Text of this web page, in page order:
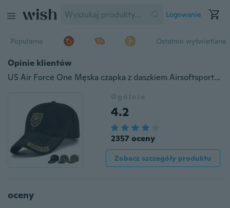
Logowanie
Popularne Ostatnio wyświetlane
Opinie klientów
US Air Force One Męska czapka z daszkiem Airsoftsports Czapki taktyczne Wysokiej jakości Outdoor Navy Seal Military Snapback Czapki dla dorosłych
Ogólnie
4.2
2357 oceny
Zobacz szczegóły produktu
oceny